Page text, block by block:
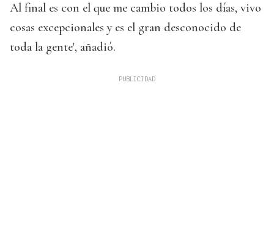
Al final es con el que me cambio todos los días, vivo
cosas excepcionales y es el gran desconocido de
toda la gente', añadió.